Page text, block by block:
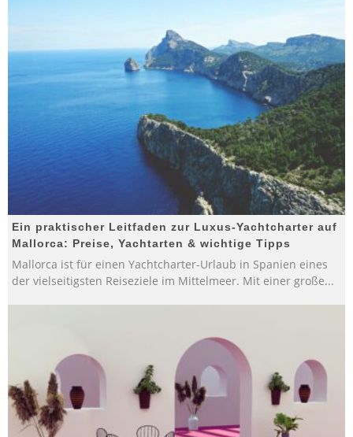
Ein praktischer Leitfaden zur Luxus-Yachtcharter auf
Mallorca: Preise, Yachtarten & wichtige Tipps
Mallorca ist für einen Yachtcharter-Urlaub in Spanien eines
der vielseitigsten Reiseziele im Mittelmeer. Mit einer große...